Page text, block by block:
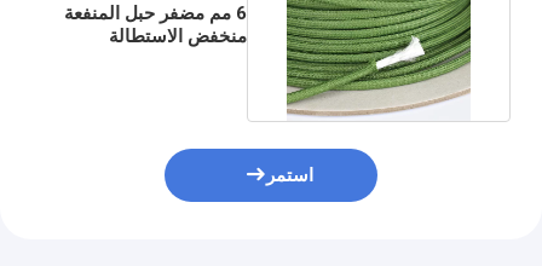
6 مم مضفر حبل المنفعة
منخفض الاستطالة
استمر